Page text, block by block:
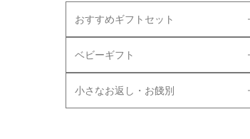
おすすめギフトセット
ベビーギフト
小さなお返し・お餞別